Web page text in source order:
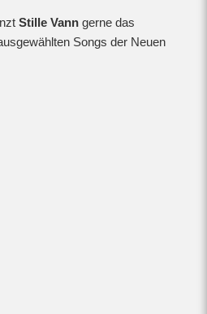
Stille Vann gerne das
Songs der Neuen